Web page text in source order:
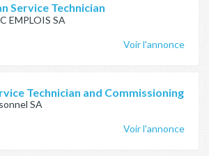
Service Technician
EMPLOIS SA
Voir l'annonce
Technician and Commissioning
SA
Voir l'annonce